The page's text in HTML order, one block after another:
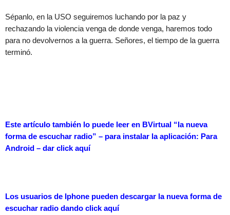
Sépanlo, en la USO seguiremos luchando por la paz y
rechazando la violencia venga de donde venga, haremos todo
para no devolvernos a la guerra. Señores, el tiempo de la guerra
terminó.
Este artículo también lo puede leer en BVirtual “la nueva
forma de escuchar radio” – para instalar la aplicación: Para
Android – dar click aquí
Los usuarios de Iphone pueden descargar la nueva forma de
escuchar radio dando click aquí